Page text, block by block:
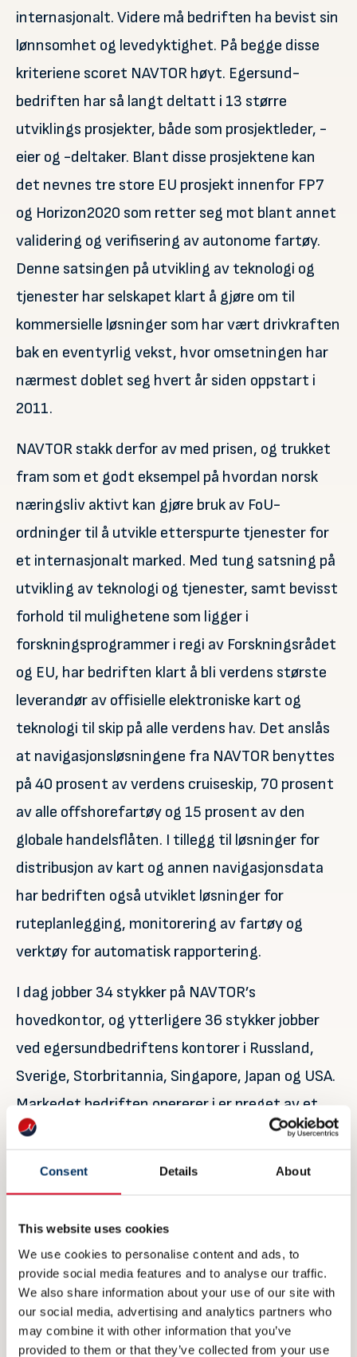
Consent Details About
This website uses cookies
We use cookies to personalise content and ads, to
provide social media features and to analyse our traffic.
We also share information about your use of our site with
our social media, advertising and analytics partners who
may combine it with other information that you’ve
provided to them or that they’ve collected from your use
internasjonalt. Videre må bedriften ha bevist sin
lønnsomhet og levedyktighet. På begge disse
kriteriene scoret NAVTOR høyt. Egersund-
bedriften har så langt deltatt i 13 større
utviklings prosjekter, både som prosjektleder, -
eier og -deltaker. Blant disse prosjektene kan
det nevnes tre store EU prosjekt innenfor FP7
og Horizon2020 som retter seg mot blant annet
validering og verifisering av autonome fartøy.
Denne satsingen på utvikling av teknologi og
tjenester har selskapet klart å gjøre om til
kommersielle løsninger som har vært drivkraften
bak en eventyrlig vekst, hvor omsetningen har
nærmest doblet seg hvert år siden oppstart i
2011.
NAVTOR stakk derfor av med prisen, og trukket
fram som et godt eksempel på hvordan norsk
næringsliv aktivt kan gjøre bruk av FoU-
ordninger til å utvikle etterspurte tjenester for
et internasjonalt marked. Med tung satsning på
utvikling av teknologi og tjenester, samt bevisst
forhold til mulighetene som ligger i
forskningsprogrammer i regi av Forskningsrådet
og EU, har bedriften klart å bli verdens største
leverandør av offisielle elektroniske kart og
teknologi til skip på alle verdens hav. Det anslås
at navigasjonsløsningene fra NAVTOR benyttes
på 40 prosent av verdens cruiseskip, 70 prosent
av alle offshorefartøy og 15 prosent av den
globale handelsflåten. I tillegg til løsninger for
distribusjon av kart og annen navigasjonsdata
har bedriften også utviklet løsninger for
ruteplanlegging, monitorering av fartøy og
verktøy for automatisk rapportering.
I dag jobber 34 stykker på NAVTOR’s
hovedkontor, og ytterligere 36 stykker jobber
ved egersundbedriftens kontorer i Russland,
Sverige, Storbritannia, Singapore, Japan og USA.
Markedet bedriften opererer i er preget av et
høyt aktivitetsnivå og tøff konkurranse, og
innovasjon som en kritisk faktor for å lykkes
– Vi har en sterk maritim næring i både Rogaland
og Norge som NAVTOR ønsker å være med på å
bevare, sier Svanes. -Vår involvering i FoU-
prosjekter hvor vi samarbeider tett med